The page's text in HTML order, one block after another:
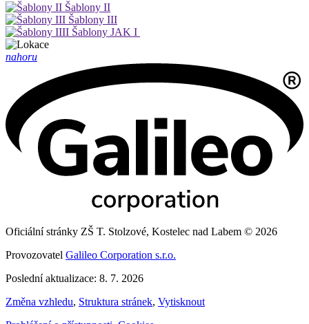
Šablony II
Šablony III
Šablony JAK I
nahoru
Oficiální stránky ZŠ T. Stolzové, Kostelec nad Labem © 2026
Provozovatel Galileo Corporation s.r.o.
Poslední aktualizace: 8. 7. 2026
Změna vzhledu, Struktura stránek, Vytisknout